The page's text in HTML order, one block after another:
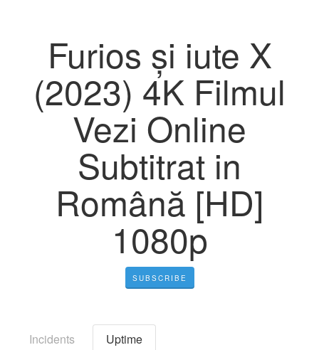
Furios și iute X
(2023) 4K Filmul
Vezi Online
Subtitrat in
Română [HD]
1080p
SUBSCRIBE
Incidents Uptime